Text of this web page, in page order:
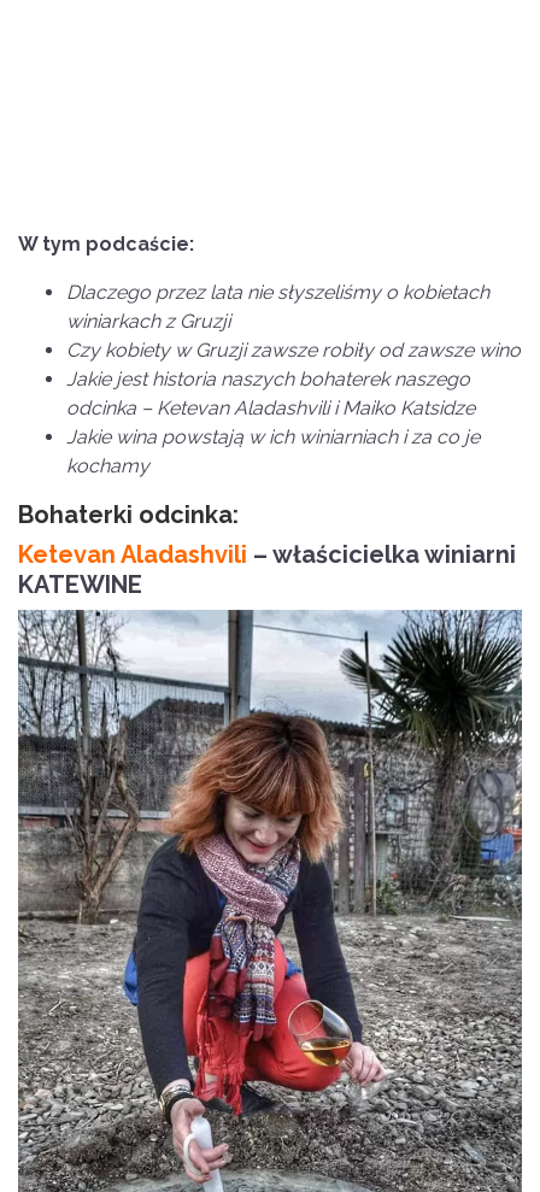
W tym podcaście:
Dlaczego przez lata nie słyszeliśmy o kobietach
winiarkach z Gruzji
Czy kobiety w Gruzji zawsze robiły od zawsze wino
Jakie jest historia naszych bohaterek naszego
odcinka – Ketevan Aladashvili i Maiko Katsidze
Jakie wina powstają w ich winiarniach i za co je
kochamy
Bohaterki odcinka:
Ketevan Aladashvili – właścicielka winiarni
KATEWINE